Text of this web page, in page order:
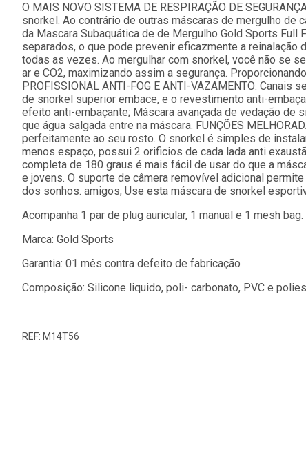
O MAIS NOVO SISTEMA DE RESPIRAÇÃO DE
snorkel. Ao contrário de outras máscaras de mergulho de
da Mascara Subaquática de de Mergulho Gold Sports
separados, o que pode prevenir eficazmente a reinalação
todas as vezes. Ao mergulhar com snorkel, você não se
ar e CO2, maximizando assim a segurança.
PROFISSIONAL ANTI-FOG E ANTI-VAZAMENTO:
de snorkel superior embace, e o revestimento anti-
efeito anti-embaçante; Máscara avançada de vedação de
que água salgada entre na máscara. FUNÇÕES
perfeitamente ao seu rosto. O snorkel é simples de
menos espaço, possui 2 orificios de cada lada anti
completa de 180 graus é mais fácil de usar do que a
e jovens. O suporte de câmera removível adicional
dos sonhos. amigos; Use esta máscara de snorkel
Acompanha 1 par de plug auricular, 1 manual e 1 mesh bag.
Marca: Gold Sports
Garantia: 01 mês contra defeito de fabricação
Composição: Silicone liquido, poli- carbonato, PVC e
REF: M14T56